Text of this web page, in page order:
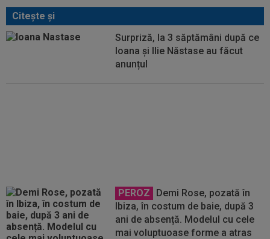
Citeşte şi
Surpriză, la 3 săptămâni după ce
Ioana și Ilie Năstase au făcut
anunțul
PEROZ
Demi Rose, pozată în
Ibiza, în costum de baie, după 3
ani de absență. Modelul cu cele
mai voluptuoase forme a atras